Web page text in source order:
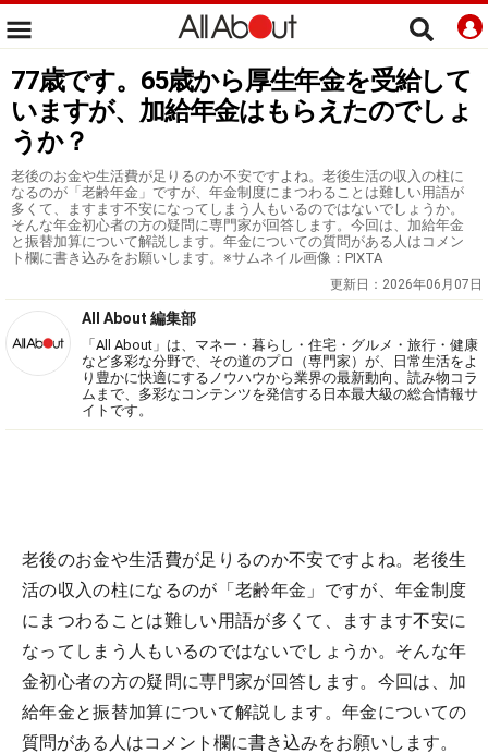
77歳です。65歳から厚生年金を受給して
いますが、加給年金はもらえたのでしょ
うか？
老後のお金や生活費が足りるのか不安ですよね。老後生活の収入の柱に
なるのが「老齢年金」ですが、年金制度にまつわることは難しい用語が
多くて、ますます不安になってしまう人もいるのではないでしょうか。
そんな年金初心者の方の疑問に専門家が回答します。今回は、加給年金
と振替加算について解説します。年金についての質問がある人はコメン
ト欄に書き込みをお願いします。※サムネイル画像：PIXTA
更新日： 2026年06月07日
All About 編集部
「All About」は、マネー・暮らし・住宅・グルメ・旅行・健康
など多彩な分野で、その道のプロ（専門家）が、日常生活をよ
り豊かに快適にするノウハウから業界の最新動向、読み物コラ
ムまで、多彩なコンテンツを発信する日本最大級の総合情報サ
イトです。
老後のお金や生活費が足りるのか不安ですよね。老後生
活の収入の柱になるのが「老齢年金」ですが、年金制度
にまつわることは難しい用語が多くて、ますます不安に
なってしまう人もいるのではないでしょうか。そんな年
金初心者の方の疑問に専門家が回答します。今回は、加
給年金と振替加算について解説します。年金についての
質問がある人はコメント欄に書き込みをお願いします。